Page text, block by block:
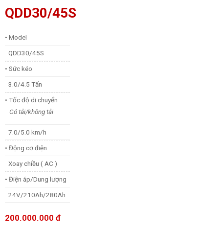
QDD30/45S
• Model
QDD30/45S
• Sức kéo
3.0/4.5 Tấn
• Tốc độ di chuyển
Có tải/không tải
7.0/5.0 km/h
• Động cơ điện
Xoay chiều ( AC )
• Điện áp/Dung lượng
24V/210Ah/280Ah
200.000.000 đ